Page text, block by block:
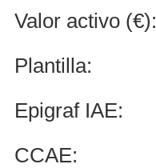
Valor activo (€):
Plantilla:
Epigraf IAE:
CCAE: